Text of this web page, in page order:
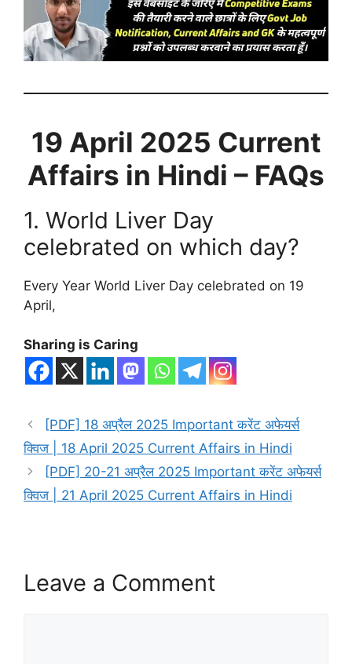
19 April 2025 Current
Affairs in Hindi – FAQs
1. World Liver Day
celebrated on which day?
Every Year World Liver Day celebrated on 19
April,
Sharing is Caring
[PDF] 18 अप्रैल 2025 Important करेंट अफेयर्स
क्विज | 18 April 2025 Current Affairs in Hindi
[PDF] 20-21 अप्रैल 2025 Important करेंट अफेयर्स
क्विज | 21 April 2025 Current Affairs in Hindi
Leave a Comment